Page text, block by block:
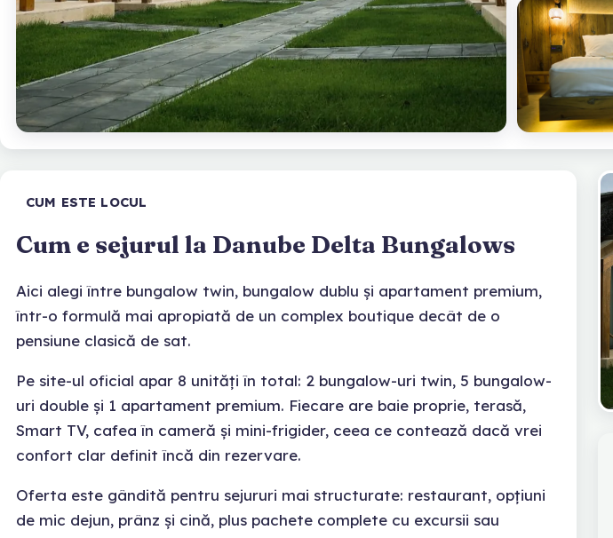
CUM ESTE LOCUL
Cum e sejurul la Danube Delta Bungalows
Aici alegi între bungalow twin, bungalow dublu și apartament premium,
într-o formulă mai apropiată de un complex boutique decât de o
pensiune clasică de sat.
Pe site-ul oficial apar 8 unități în total: 2 bungalow-uri twin, 5 bungalow-
uri double și 1 apartament premium. Fiecare are baie proprie, terasă,
Smart TV, cafea în cameră și mini-frigider, ceea ce contează dacă vrei
confort clar definit încă din rezervare.
Oferta este gândită pentru sejururi mai structurate: restaurant, opțiuni
de mic dejun, prânz și cină, plus pachete complete cu excursii sau